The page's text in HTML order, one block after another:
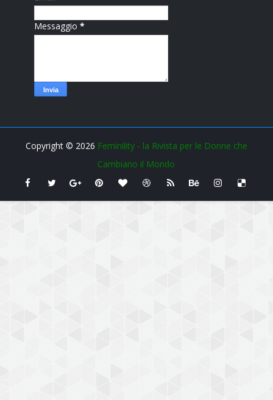
Messaggio*
Copyright © 2026 Feminility - la Rivista per le Donne che
Cambiano il Mondo